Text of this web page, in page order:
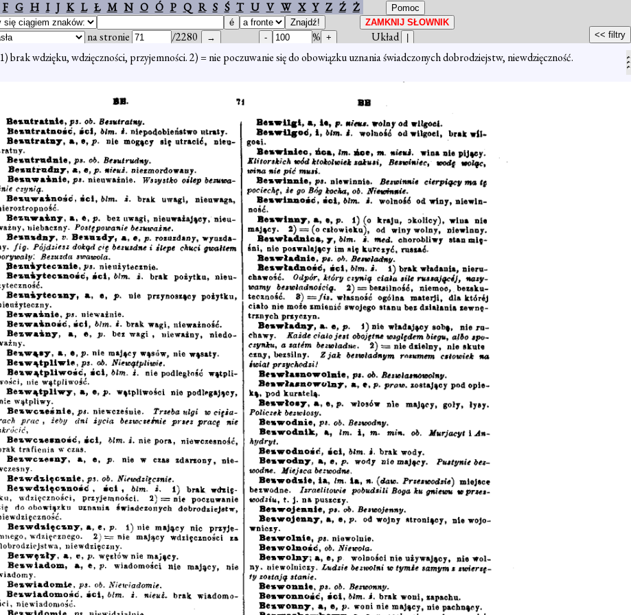
F G H I J K L Ł M N O Ó P Q R S Ś T U V W X Y Z Ź Ż
na stronie /2280 %
Układ
1) brak wdzięku, wdzięczności, przyjemności. 2) = nie poczuwanie się do obowiązku uznania świadczonych dobrodziejstw, niewdzięczność.